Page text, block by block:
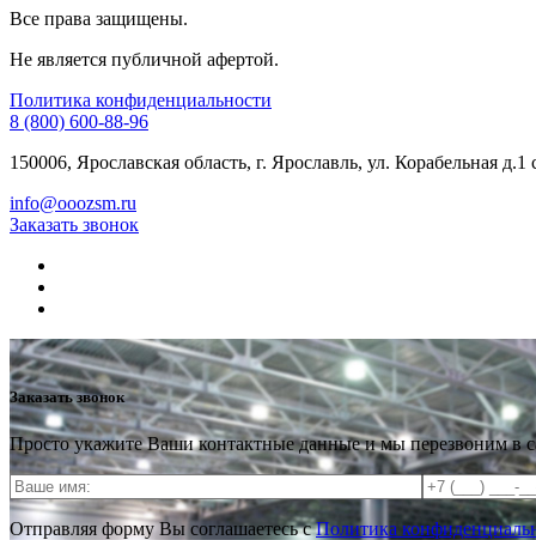
Все права защищены.
Не является публичной афертой.
Политика конфиденциальности
8 (800) 600-88-96
150006, Ярославская область, г. Ярославль, ул. Корабельная д.1
info@ooozsm.ru
Заказать звонок
Заказать звонок
Просто укажите Ваши контактные данные и мы перезвоним в
Отправляя форму Вы соглашаетесь сПолитика